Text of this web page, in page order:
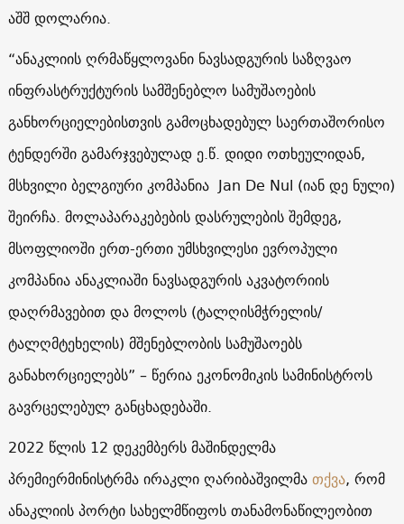
აშშ დოლარია.
“ანაკლიის ღრმაწყლოვანი ნავსადგურის საზღვაო
ინფრასტრუქტურის სამშენებლო სამუშაოების
განხორციელებისთვის გამოცხადებულ საერთაშორისო
ტენდერში გამარჯვებულად ე.წ. დიდი ოთხეულიდან,
მსხვილი ბელგიური კომპანია Jan De Nul (იან დე ნული)
შეირჩა. მოლაპარაკებების დასრულების შემდეგ,
მსოფლიოში ერთ-ერთი უმსხვილესი ევროპული
კომპანია ანაკლიაში ნავსადგურის აკვატორიის
დაღრმავებით და მოლოს (ტალღისმჭრელის/
ტალღმტეხელის) მშენებლობის სამუშაოებს
განახორციელებს” – წერია ეკონომიკის სამინისტროს
გავრცელებულ განცხადებაში.
2022 წლის 12 დეკემბერს მაშინდელმა
პრემიერმინისტრმა ირაკლი ღარიბაშვილმათქვა, რომ
ანაკლიის პორტი სახელმწიფოს თანამონაწილეობით